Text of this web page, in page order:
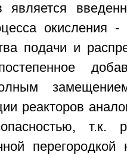
является
окисления
подачи и
реакторов
т.к.